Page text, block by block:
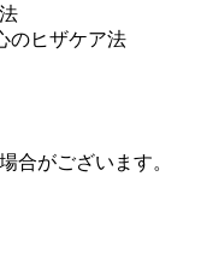
のヒザケア法
合がございます。